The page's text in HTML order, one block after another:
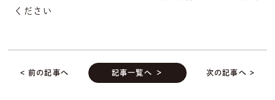
ください
< 前の記事へ 記事一覧へ ＞ 次の記事へ >